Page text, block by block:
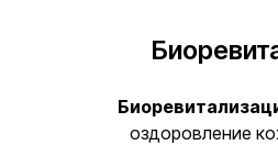
оздоровление